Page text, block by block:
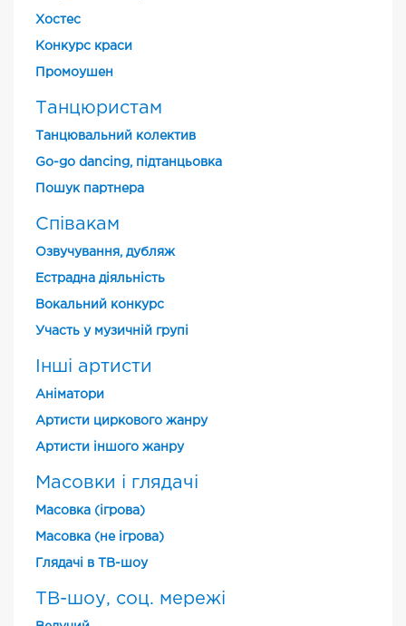
Хостес
Конкурс краси
Промоушен
Танцюристам
Танцювальний колектив
Go-go dancing, підтанцьовка
Пошук партнера
Співакам
Озвучування, дубляж
Естрадна діяльність
Вокальний конкурс
Участь у музичній групі
Інші артисти
Аніматори
Артисти циркового жанру
Артисти іншого жанру
Масовки і глядачі
Масовка (ігрова)
Масовка (не ігрова)
Глядачі в ТВ-шоу
ТВ-шоу, соц. мережі